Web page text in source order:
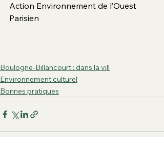
Action Environnement de l’Ouest
Parisien
Boulogne-Billancourt : dans la vill
Environnement culturel
Bonnes pratiques